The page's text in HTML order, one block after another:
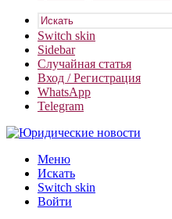
Switch skin
Sidebar
Случайная статья
Вход / Регистрация
WhatsApp
Telegram
Меню
Искать
Switch skin
Войти